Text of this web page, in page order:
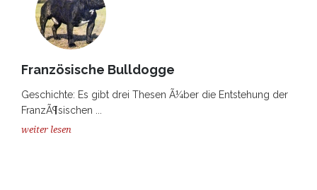
Französische Bulldogge
Geschichte: Es gibt drei Thesen Ã¼ber die Entstehung der
FranzÃ¶sischen ...
weiter lesen